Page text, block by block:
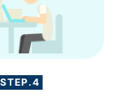
STEP.4